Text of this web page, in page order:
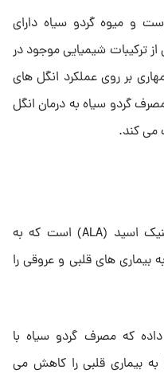
و میوه گردو سیاه دارای
ترکیبات شیمیایی موجود در
بر روی عملکرد انگل های
گردو سیاه به درمان انگل
می کند.
گردو سیاه یک منبع عالی آلفا لینولنیک اسید (ALA) است که به
های قلبی و عروقی را
که مصرف گردو سیاه با
بیماری قلبی را کاهش می